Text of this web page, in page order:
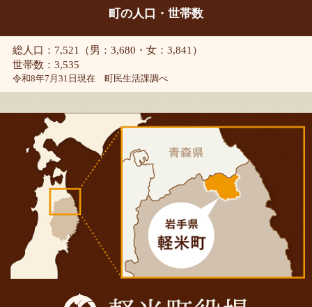
町の人口・世帯数
総人口：7,521（男：3,680・女：3,841）
世帯数：3,535
令和8年7月31日現在 町民生活課調べ